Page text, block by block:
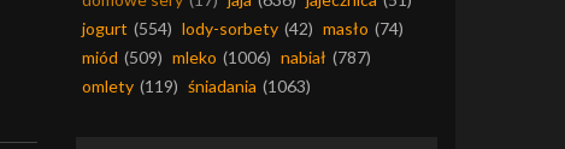
jogurt (554) lody-sorbety (42) masło (74)
miód (509) mleko (1006) nabiał (787)
omlety (119) śniadania (1063)